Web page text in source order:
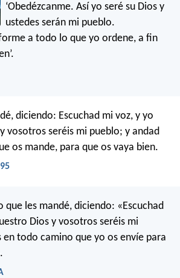
‘Obedézcanme. Así yo seré su Dios y
ustedes serán mi pueblo.
a todo lo que yo ordene, a fin
diciendo: Escuchad mi voz, y yo
vosotros seréis mi pueblo; y andad
os mande, para que os vaya bien.
que les mandé, diciendo: «Escuchad
Dios y vosotros seréis mi
en todo camino que yo os envíe para